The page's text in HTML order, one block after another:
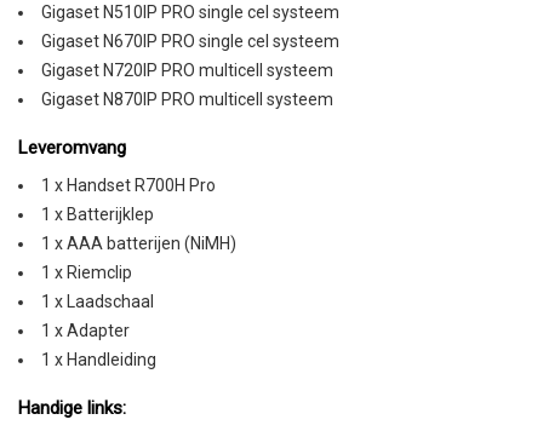
Gigaset N510IP PRO single cel systeem
Gigaset N670IP PRO single cel systeem
Gigaset N720IP PRO multicell systeem
Gigaset N870IP PRO multicell systeem
Leveromvang
1 x Handset R700H Pro
1 x Batterijklep
1 x AAA batterijen (NiMH)
1 x Riemclip
1 x Laadschaal
1 x Adapter
1 x Handleiding
Handige links: